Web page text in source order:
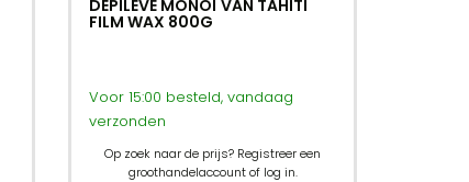
DEPILÈVE MONOÏ VAN TAHITI
FILM WAX 800G
Voor 15:00 besteld, vandaag
verzonden
Op zoek naar de prijs? Registreer een
groothandelaccount of log in.